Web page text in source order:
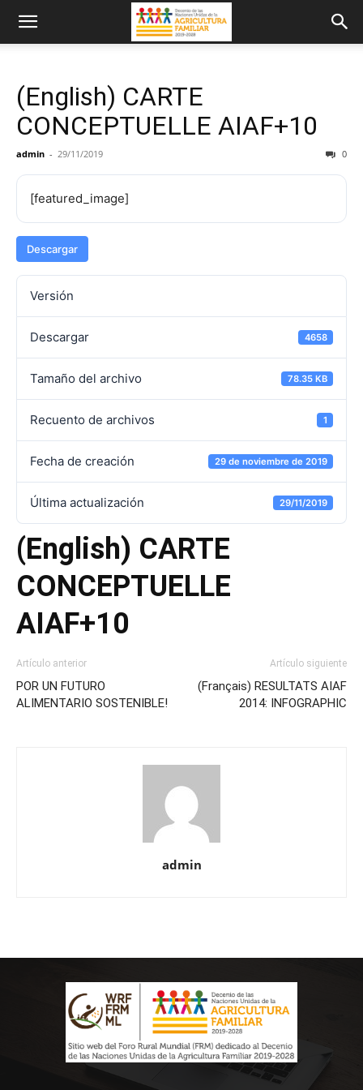
(English) CARTE
CONCEPTUELLE AIAF+10
admin - 29/11/2019 0
[featured_image]
Descargar
Versión
Descargar 4658
Tamaño del archivo 78.35 KB
Recuento de archivos 1
Fecha de creación 29 de noviembre de 2019
Última actualización 29/11/2019
(English) CARTE
CONCEPTUELLE
AIAF+10
Artículo anterior
POR UN FUTURO
ALIMENTARIO SOSTENIBLE!
Artículo siguiente
(Français) RESULTATS AIAF
2014: INFOGRAPHIC
admin